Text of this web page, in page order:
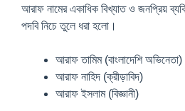
আরাফ নামের একাধিক বিখ্যাত ও জনপ্রিয়
পদবি নিচে তুলে ধরা হলো।
আরাফ তামিম (বাংলাদেশি অভিনেতা)
আরাফ নাহিদ (ক্রীড়াবিদ)
আরাফ ইসলাম (বিজ্ঞানী)